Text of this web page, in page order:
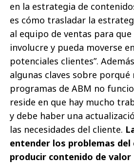
en la estrategia de
es cómo trasladar la
al equipo de ventas para
involucre y pueda moverse
potenciales clientes”.
algunas claves sobre porqué
programas de ABM no
reside en que hay mucho
y debe haber una
las necesidades del cliente.
entender los problemas del
producir contenido de valor